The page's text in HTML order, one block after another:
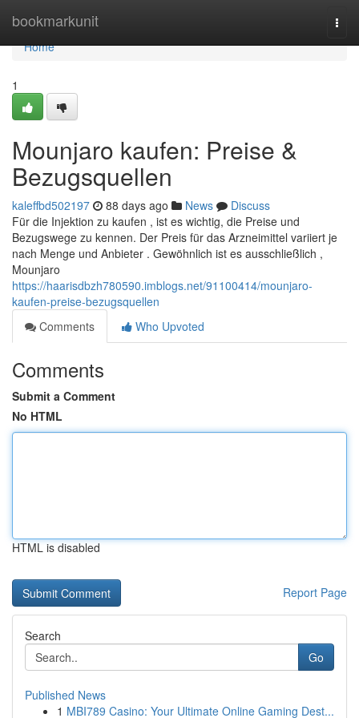
bookmarkunit
Home
Home
1
Mounjaro kaufen: Preise &
Bezugsquellen
kaleffbd502197 88 days ago News
Discuss
Für die Injektion zu kaufen , ist es wichtig, die Preise und
Bezugswege zu kennen. Der Preis für das Arzneimittel variiert je
nach Menge und Anbieter . Gewöhnlich ist es ausschließlich ,
Mounjaro
https://haarisdbzh780590.imblogs.net/91100414/mounjaro-
kaufen-preise-bezugsquellen
Comments
Who Upvoted
Comments
Submit a Comment
No HTML
HTML is disabled
Report Page
Search
Go
Published News
1 MBI789 Casino: Your Ultimate Online Gaming Dest...